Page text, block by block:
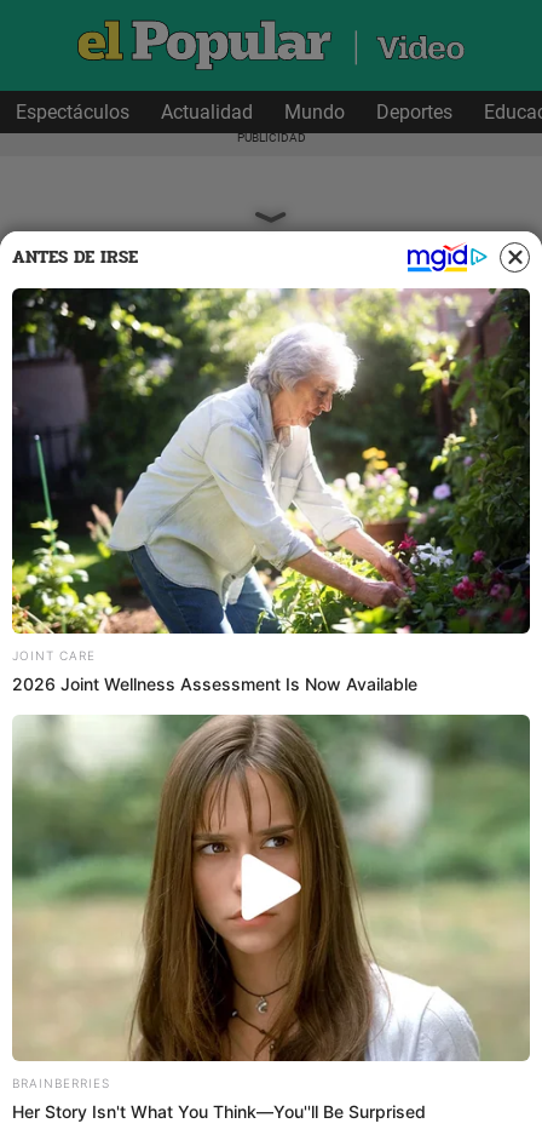
Espectáculos Actualidad Mundo Deportes
Videos
Revelan el DESGARRADOR estado de la
madre de Pamela López tras denuncia de
Christian Cueva y policías en su casa: "Le
tiene miedo"
Fabiana, la hija mayor de Pamela López, expresó su
rechazo a denuncia de Christian Cueva contra Beatriz
Solórzano, su abuela, y expresó el duro estado tras la
llegada de la policía y acciones legales en su contra por
presuntamente no haberlo dejado ver a su hija enferma y
auxiliarla. "Está mayor y sus nervios la tienen de punta, me
da miedo que esto la ataque tanto que le pueda pasar",
dijo agregando que la mujer le tiene miedo a 'Aladino'.
ANTES DE IRSE